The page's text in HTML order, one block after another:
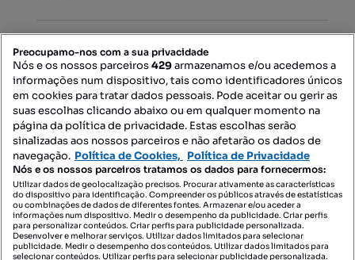
Mapa do Site
Contacte-nos
SIGA-NOS:
Preocupamo-nos com a sua privacidade
Nós e os nossos parceiros429armazenamos e/ou acedemos a
informações num dispositivo, tais como identificadores únicos
em cookies para tratar dados pessoais. Pode aceitar ou gerir as
suas escolhas clicando abaixo ou em qualquer momento na
página da política de privacidade. Estas escolhas serão
sinalizadas aos nossos parceiros e não afetarão os dados de
navegação. Política de Cookies, Política de Privacidade
Nós e os nossos parceiros tratamos os dados para fornecermos:
Utilizar dados de geolocalização precisos. Procurar ativamente as características
do dispositivo para identificação. Compreender os públicos através de estatísticas
ou combinações de dados de diferentes fontes. Armazenar e/ou aceder a
informações num dispositivo. Medir o desempenho da publicidade. Criar perfis
para personalizar conteúdos. Criar perfis para publicidade personalizada.
Desenvolver e melhorar serviços. Utilizar dados limitados para selecionar
publicidade. Medir o desempenho dos conteúdos. Utilizar dados limitados para
selecionar conteúdos. Utilizar perfis para selecionar publicidade personalizada.